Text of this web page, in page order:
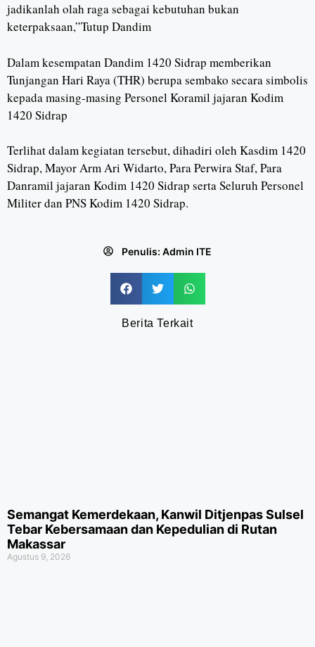
jadikanlah olah raga sebagai kebutuhan bukan
keterpaksaan,”Tutup Dandim
Dalam kesempatan Dandim 1420 Sidrap memberikan
Tunjangan Hari Raya (THR) berupa sembako secara simbolis
kepada masing-masing Personel Koramil jajaran Kodim
1420 Sidrap
Terlihat dalam kegiatan tersebut, dihadiri oleh Kasdim 1420
Sidrap, Mayor Arm Ari Widarto, Para Perwira Staf, Para
Danramil jajaran Kodim 1420 Sidrap serta Seluruh Personel
Militer dan PNS Kodim 1420 Sidrap.
Penulis: Admin ITE
Berita Terkait
Semangat Kemerdekaan, Kanwil Ditjenpas Sulsel
Tebar Kebersamaan dan Kepedulian di Rutan
Makassar
Agustus 9, 2026